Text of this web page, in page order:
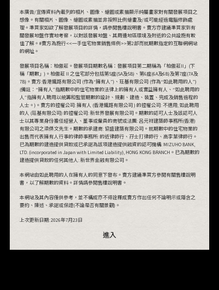
本廣告/宣傳資料內載列的相片、圖像、繪圖或素描顯示純屬畫家對有關發展項目之
想像。有關相片、圖像、繪圖或素描並非按照比例繪畫及/或可能經過電腦修飾處
理。準買家如欲了解發展項目的詳情，請參閱售樓說明書。賣方亦建議準買家到有
關發展地盤作實地考察，以對該發展地盤、其周邊地區環境及附近的公共設施有較
佳了解。#賣方為施行<<一手住宅物業銷售條例>>第2部而就期數指定的互聯網網站
的網址。
發展項目名稱：柏傲莊。發展項目期數名稱：發展項目第二期稱為「柏傲莊II」(下
稱「期數」)。柏傲莊 II 之住宅部分包括第5座(5A及5B)、第6座(6A及6B)及第7座(7A及
7B)。賣方:香港鐵路有限公司 (作為“擁有人”)、玨基有限公司 (作為“如此聘用的人”)
(備註：“擁有人”指期數中的住宅物業的法律上的擁有人或實益擁有人、“如此聘用的
人”指擁有人聘用以統籌和監管期數的設計、規劃、建造、裝置、完成及銷售過程的
人士。)。賣方的控權公司: 擁有人 (香港鐵路有限公司 ) 的控權公司: 不適用; 如此聘用
的人 (玨基有限公司) 的控權公司: 新世界發展有限公司。期數的認可人士及該認可人
士以其專業身份擔任經營人、董事或僱員的商號或法團: 呂元祥建築師事務所(香港)
有限公司之梁傑文先生。期數的承建商: 協盛建築有限公司。就期數中的住宅物業的
出售而代表擁有人行事的律師事務所: 的近律師行、孖士打律師行、高李葉律師行。
已為期數的建造提供貸款或已承諾為該項建造提供融資的認可機構: MIZUHO BANK,
LTD. (incorporated in Japan with Limited Liability), HONG KONG BRANCH。已為期數的
建造提供貸款的任何其他人: 新世界金融有限公司。
本網站由如此聘用的人在擁有人的同意下發布。賣方建議準買方參閱有關售樓說明
書，以了解期數的資料。詳情請參閱售樓說明書。
本網站及其內容僅供參考，並不構成亦不得詮釋成賣方作出任何不論明示或隱含之
要約、陳述、承諾或保證(不論是否有關景觀)。
上次更新日期:2026年7月23日
進入